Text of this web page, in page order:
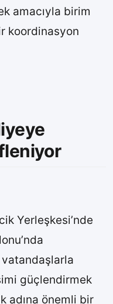
amacıyla birim
koordinasyon
Yerleşkesi’nde
güçlendirmek
adına önemli bir